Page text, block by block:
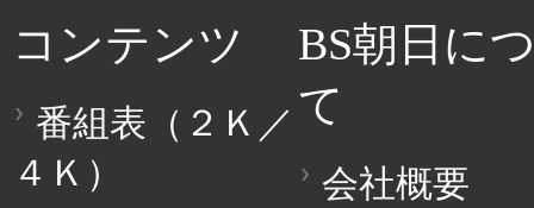
コンテンツ
番組表（２Ｋ／
４Ｋ）
BS朝日に
て
会社概要